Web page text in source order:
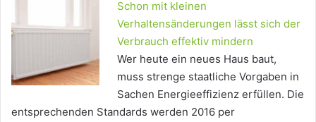
Schon mit kleinen
Verhaltensänderungen lässt sich der
Verbrauch effektiv mindern
Wer heute ein neues Haus baut,
muss strenge staatliche Vorgaben in
Sachen Energieeffizienz erfüllen. Die
entsprechenden Standards werden 2016 per